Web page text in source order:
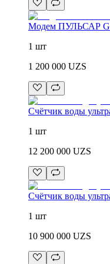
Модем ПУЛЬСАР
1 шт
1 200 000 UZS
Счётчик воды
1 шт
12 200 000 UZS
Счётчик воды
1 шт
10 900 000 UZS